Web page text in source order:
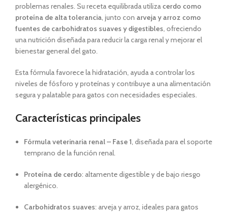
problemas renales. Su receta equilibrada utiliza cerdo como
proteína de alta tolerancia, junto con arveja y arroz como
fuentes de carbohidratos suaves y digestibles, ofreciendo
una nutrición diseñada para reducir la carga renal y mejorar el
bienestar general del gato.
Esta fórmula favorece la hidratación, ayuda a controlar los
niveles de fósforo y proteínas y contribuye a una alimentación
segura y palatable para gatos con necesidades especiales.
Características principales
Fórmula veterinaria renal – Fase 1, diseñada para el soporte
temprano de la función renal.
Proteína de cerdo: altamente digestible y de bajo riesgo
alergénico.
Carbohidratos suaves: arveja y arroz, ideales para gatos